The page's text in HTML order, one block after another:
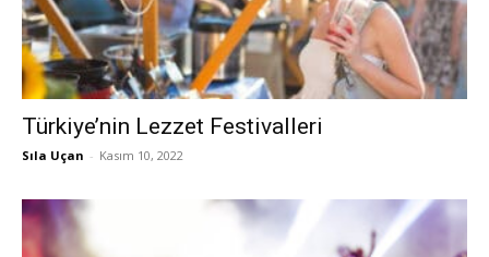
Türkiye’nin Lezzet Festivalleri
Sıla Uçan - Kasım 10, 2022